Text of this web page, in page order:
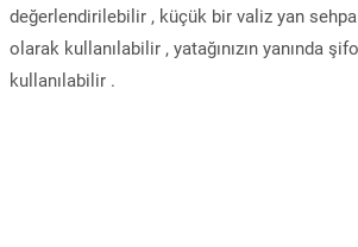
değerlendirilebilir , küçük bir valiz yan
olarak kullanılabilir , yatağınızın yanında
kullanılabilir .